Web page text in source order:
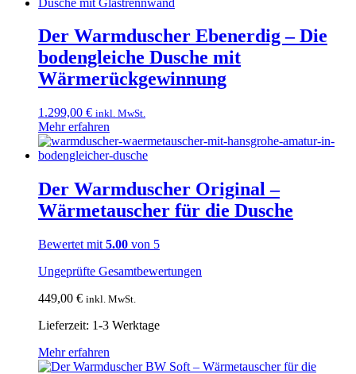
Der Warmduscher Ebenerdig – Die
bodengleiche Dusche mit
Wärmerückgewinnung
1.299,00 € inkl. MwSt.
Mehr erfahren
Der Warmduscher Original –
Wärmetauscher für die Dusche
Bewertet mit 5.00 von 5
Ungeprüfte Gesamtbewertungen
449,00 € inkl. MwSt.
Lieferzeit: 1-3 Werktage
Mehr erfahren
Produkt